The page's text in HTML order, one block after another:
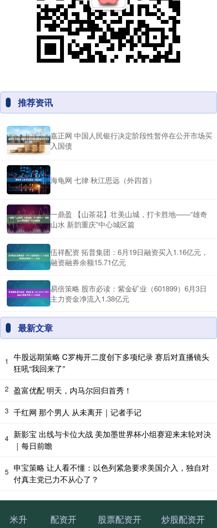
推荐资讯
嘉正网 中国人民银行决定阶段性暂停在公开市场买
入国债
海龟网 七律 秋江思远（外四首）
一鼎盈 【山茶花】壮美山城，打卡胜地——“雄奇
山水 新韵重庆”中心城区篇
伍祥配资 拓普集团：6月19日融资买入1.16亿元，
融资融券余额15.71亿元
易倍策略 股市必读：紫金矿业（601899）6月3日
主力资金净流入1.38亿元
最新文章
1
牛股远期策略 C罗梅开二度创下多项纪录 赛后对直播镜头
狂吼“我回来了”
2 盈富优配 明天，内马尔回归首秀！
3 千红网 那个男人 从未离开｜记者手记
4 新影宝 出线与卡位大战 美加墨世界杯小组赛迎来末轮对决
｜每日前瞻
5 申宝策略 让人看不懂：以色列紧急要求美国介入，独自对
付真主党已力不从心了？
米升
配资开
股票配资开
炒股配资开